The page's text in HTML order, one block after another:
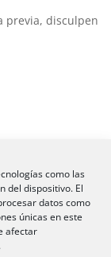
como las
del dispositivo. El
datos como
únicas en este
afectar
previa, disculpen